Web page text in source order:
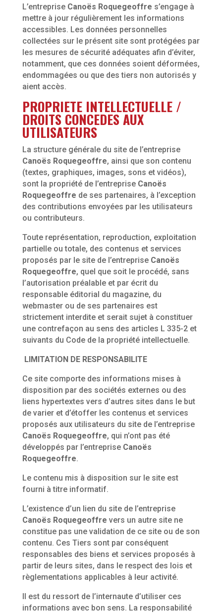
L’entreprise Canoës Roquegeoffre s’engage à
mettre à jour régulièrement les informations
accessibles. Les données personnelles
collectées sur le présent site sont protégées par
les mesures de sécurité adéquates afin d’éviter,
notamment, que ces données soient déformées,
endommagées ou que des tiers non autorisés y
aient accès.
PROPRIETE INTELLECTUELLE /
DROITS CONCEDES AUX
UTILISATEURS
La structure générale du site de l’entreprise
Canoës Roquegeoffre, ainsi que son contenu
(textes, graphiques, images, sons et vidéos),
sont la propriété de l’entreprise Canoës
Roquegeoffre de ses partenaires, à l’exception
des contributions envoyées par les utilisateurs
ou contributeurs.
Toute représentation, reproduction, exploitation
partielle ou totale, des contenus et services
proposés par le site de l’entreprise Canoës
Roquegeoffre, quel que soit le procédé, sans
l’autorisation préalable et par écrit du
responsable éditorial du magazine, du
webmaster ou de ses partenaires est
strictement interdite et serait sujet à constituer
une contrefaçon au sens des articles L 335-2 et
suivants du Code de la propriété intellectuelle.
LIMITATION DE RESPONSABILITE
Ce site comporte des informations mises à
disposition par des sociétés externes ou des
liens hypertextes vers d’autres sites dans le but
de varier et d’étoffer les contenus et services
proposés aux utilisateurs du site de l’entreprise
Canoës Roquegeoffre, qui n’ont pas été
développés par l’entreprise Canoës
Roquegeoffre.
Le contenu mis à disposition sur le site est
fourni à titre informatif.
L’existence d’un lien du site de l’entreprise
Canoës Roquegeoffre vers un autre site ne
constitue pas une validation de ce site ou de son
contenu. Ces Tiers sont par conséquent
responsables des biens et services proposés à
partir de leurs sites, dans le respect des lois et
règlementations applicables à leur activité.
Il est du ressort de l’internaute d’utiliser ces
informations avec bon sens. La responsabilité